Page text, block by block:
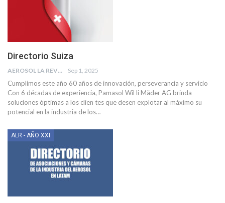
Directorio Suiza
AEROSOL LA REVISTA Sep 1, 2025
Cumplimos este año 60 años de innovación, perseverancia y servicio
Con 6 décadas de experiencia, Pamasol Wil li Mäder AG brinda
soluciones óptimas a los clien tes que desen explotar al máximo su
potencial en la industria de los…
ALR - AÑO XXI